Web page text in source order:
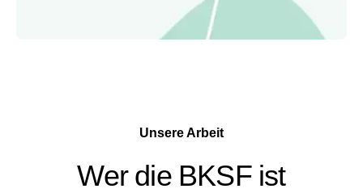
Unsere Arbeit
Wer die BKSF ist​